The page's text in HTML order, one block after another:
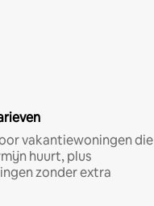
vakantiewoningen die
huurt, plus
zonder extra